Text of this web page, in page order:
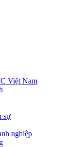
Việt Nam
sự
nghiệp